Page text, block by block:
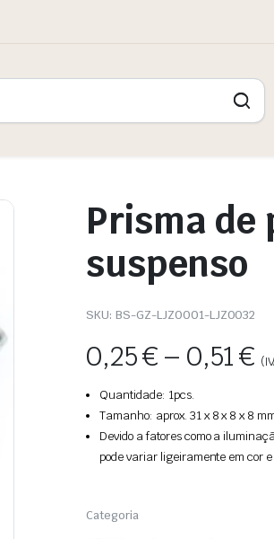
Prisma de
suspenso
SKU: BS-GZ-LJZ0001-LJZ0032
0,25€ – 0,51€
Quantidade: 1pcs.
Tamanho: aprox. 31 x 8 x 8 x 8
Devido a fatores como a
pode variar ligeiramente em cor
Categoria